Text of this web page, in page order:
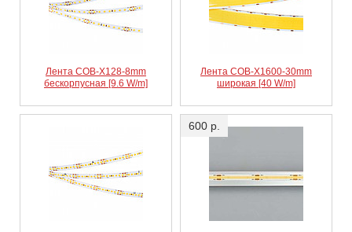
Лента COB-X128-8mm
бескорпусная [9.6 W/m]
Лента COB-X1600-30mm
широкая [40 W/m]
600 р.